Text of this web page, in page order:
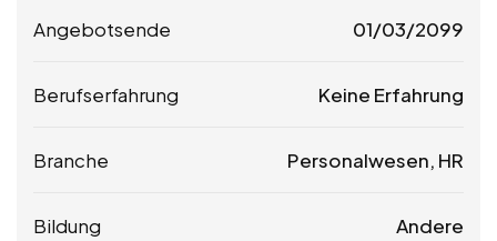
Angebotsende 01/03/2099
Berufserfahrung Keine Erfahrung
Branche Personalwesen, HR
Bildung Andere